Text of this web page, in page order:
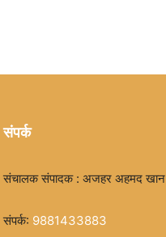
संपर्क
संचालक संपादक : अजहर अहमद खान
संपर्क: 9881433883